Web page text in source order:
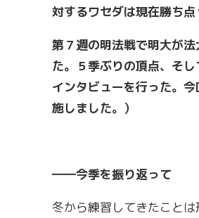
対するワセダは現在勝ち点
第７週の明法戦で明大が
た。５季ぶりの頂点、そ
インタビューを行った。
施しました。）
――今季を振り返って
冬から練習してきたこと